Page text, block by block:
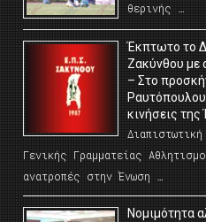
θερινής …
Έκπτωτο το
Ζακύνθου με
– Στο
Ραυτόπουλου
κινήσεις
Γενικής Γραμματείας
ανατροπές στην Ένωση …
Νομιμότητα